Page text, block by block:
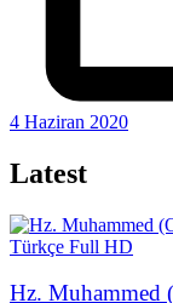
4 Haziran 2020
Latest
Hz. Muhammed